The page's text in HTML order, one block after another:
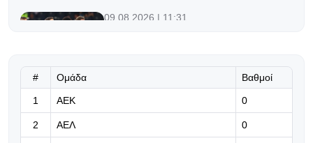
09.08.2026 | 11:31
Στόχος η ετοιμότητα για την
# Ομάδα Βαθμοί
1 ΑΕΚ 0
2 ΑΕΛ 0